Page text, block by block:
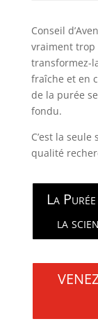
Conseil
vraiment trop
transformez-
fraîche et en
de la purée
fondu.
C’est la
qualité
La
la